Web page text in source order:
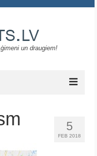
un draugiem!
5
FEB 2018